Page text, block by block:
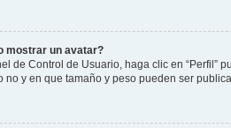
mostrar un avatar?
de Control de Usuario, haga clic en “Perfil”
no y en que tamaño y peso pueden ser